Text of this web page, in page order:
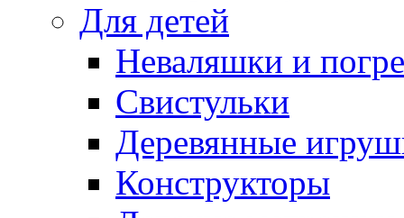
Для детей
Неваляшки и
Свистульки
Деревянные
Конструкторы